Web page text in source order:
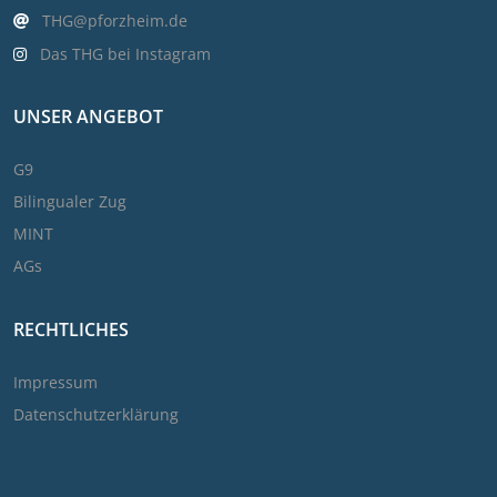
THG@pforzheim.de
Das THG bei Instagram
UNSER ANGEBOT
G9
Bilingualer Zug
MINT
AGs
RECHTLICHES
Impressum
Datenschutzerklärung